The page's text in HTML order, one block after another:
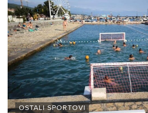
OSTALI SPORTOVI